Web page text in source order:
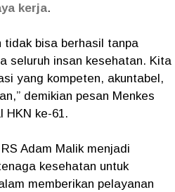
kerja.
tidak bisa berhasil tanpa
seluruh insan kesehatan. Kita
yang kompeten, akuntabel,
demikian pesan Menkes
HKN ke-61.
Adam Malik menjadi
kesehatan untuk
memberikan pelayanan